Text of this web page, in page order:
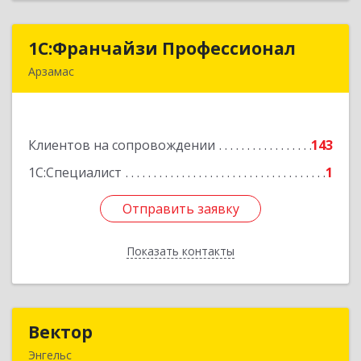
1С:Франчайзи Профессионал
Арзамас
Клиентов на сопровождении
143
1С:Специалист
1
Отправить заявку
Показать контакты
1С:Франчайзи Профессионал
Подробнее
Отправить заявку
Назад
Вектор
Энгельс